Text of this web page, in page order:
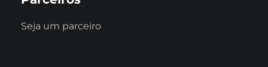
Seja um parceiro